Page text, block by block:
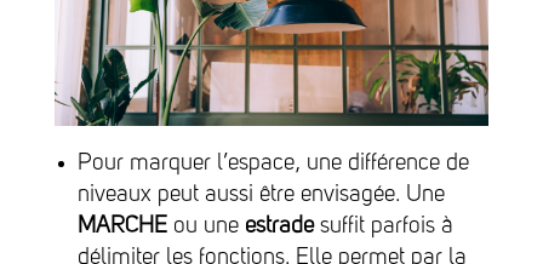
Pour marquer l’espace, une différence de
niveaux peut aussi être envisagée. Une
MARCHEou une estradesuffit parfois à
délimiter les fonctions. Elle permet par la